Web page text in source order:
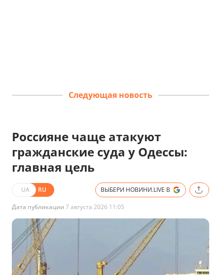
Следующая новость
Россияне чаще атакуют
гражданские суда у Одессы:
главная цель
UA RU ВЫБЕРИ НОВИНИ.LIVE В
Дата публикации 7 августа 2026 11:05